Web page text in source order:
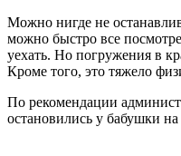
Можно нигде не
можно быстро все
уехать. Но погружения в
Кроме того, это тяжело
По рекомендации
остановились у бабушки на